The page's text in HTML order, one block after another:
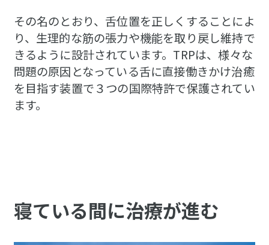
その名のとおり、舌位置を正しくすることによ
り、生理的な筋の張力や機能を取り戻し維持で
きるように設計されています。TRPは、様々な
問題の原因となっている舌に直接働きかけ治癒
を目指す装置で３つの国際特許で保護されてい
ます。
寝ている間に治療が進む